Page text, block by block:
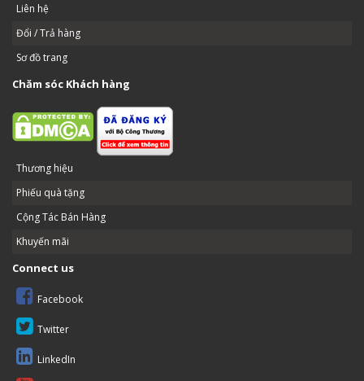
Liên hệ
Đổi / Trả hàng
Sơ đồ trang
Chăm sóc Khách hàng
Thương hiệu
Phiếu quà tặng
Cộng Tác Bán Hàng
Khuyến mãi
Connect us
Facebook
Twitter
LinkedIn